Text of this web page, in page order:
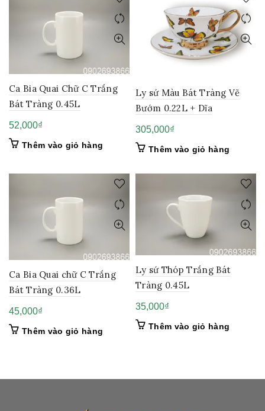
Ca Bia Quai Chữ C Trắng
Bát Tràng 0.45L
52,000₫
Thêm vào giỏ hàng
Ly sứ Màu Bát Tràng Vẽ
Bướm 0.22L + Dĩa
305,000₫
Thêm vào giỏ hàng
Ca Bia Quai chữ C Trắng
Bát Tràng 0.36L
45,000₫
Thêm vào giỏ hàng
Ly sứ Thóp Trắng Bát
Tràng 0.45L
35,000₫
Thêm vào giỏ hàng